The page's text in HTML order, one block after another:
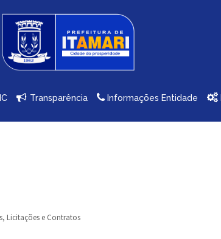
Transparência Informações Entidade
, Licitações e Contratos